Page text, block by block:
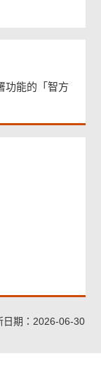
功能的「智方
日期：2026-06-30